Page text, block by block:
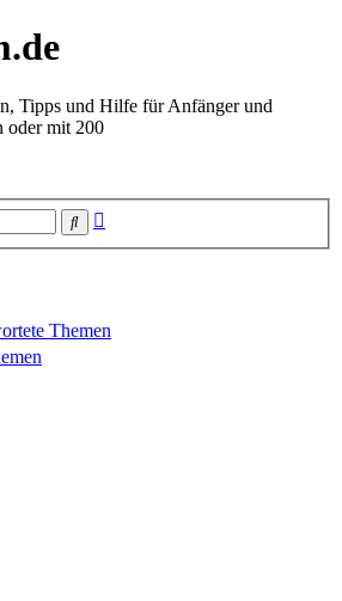
Tipps und Hilfe für Anfänger und
oder mit 200
Suche
Themen